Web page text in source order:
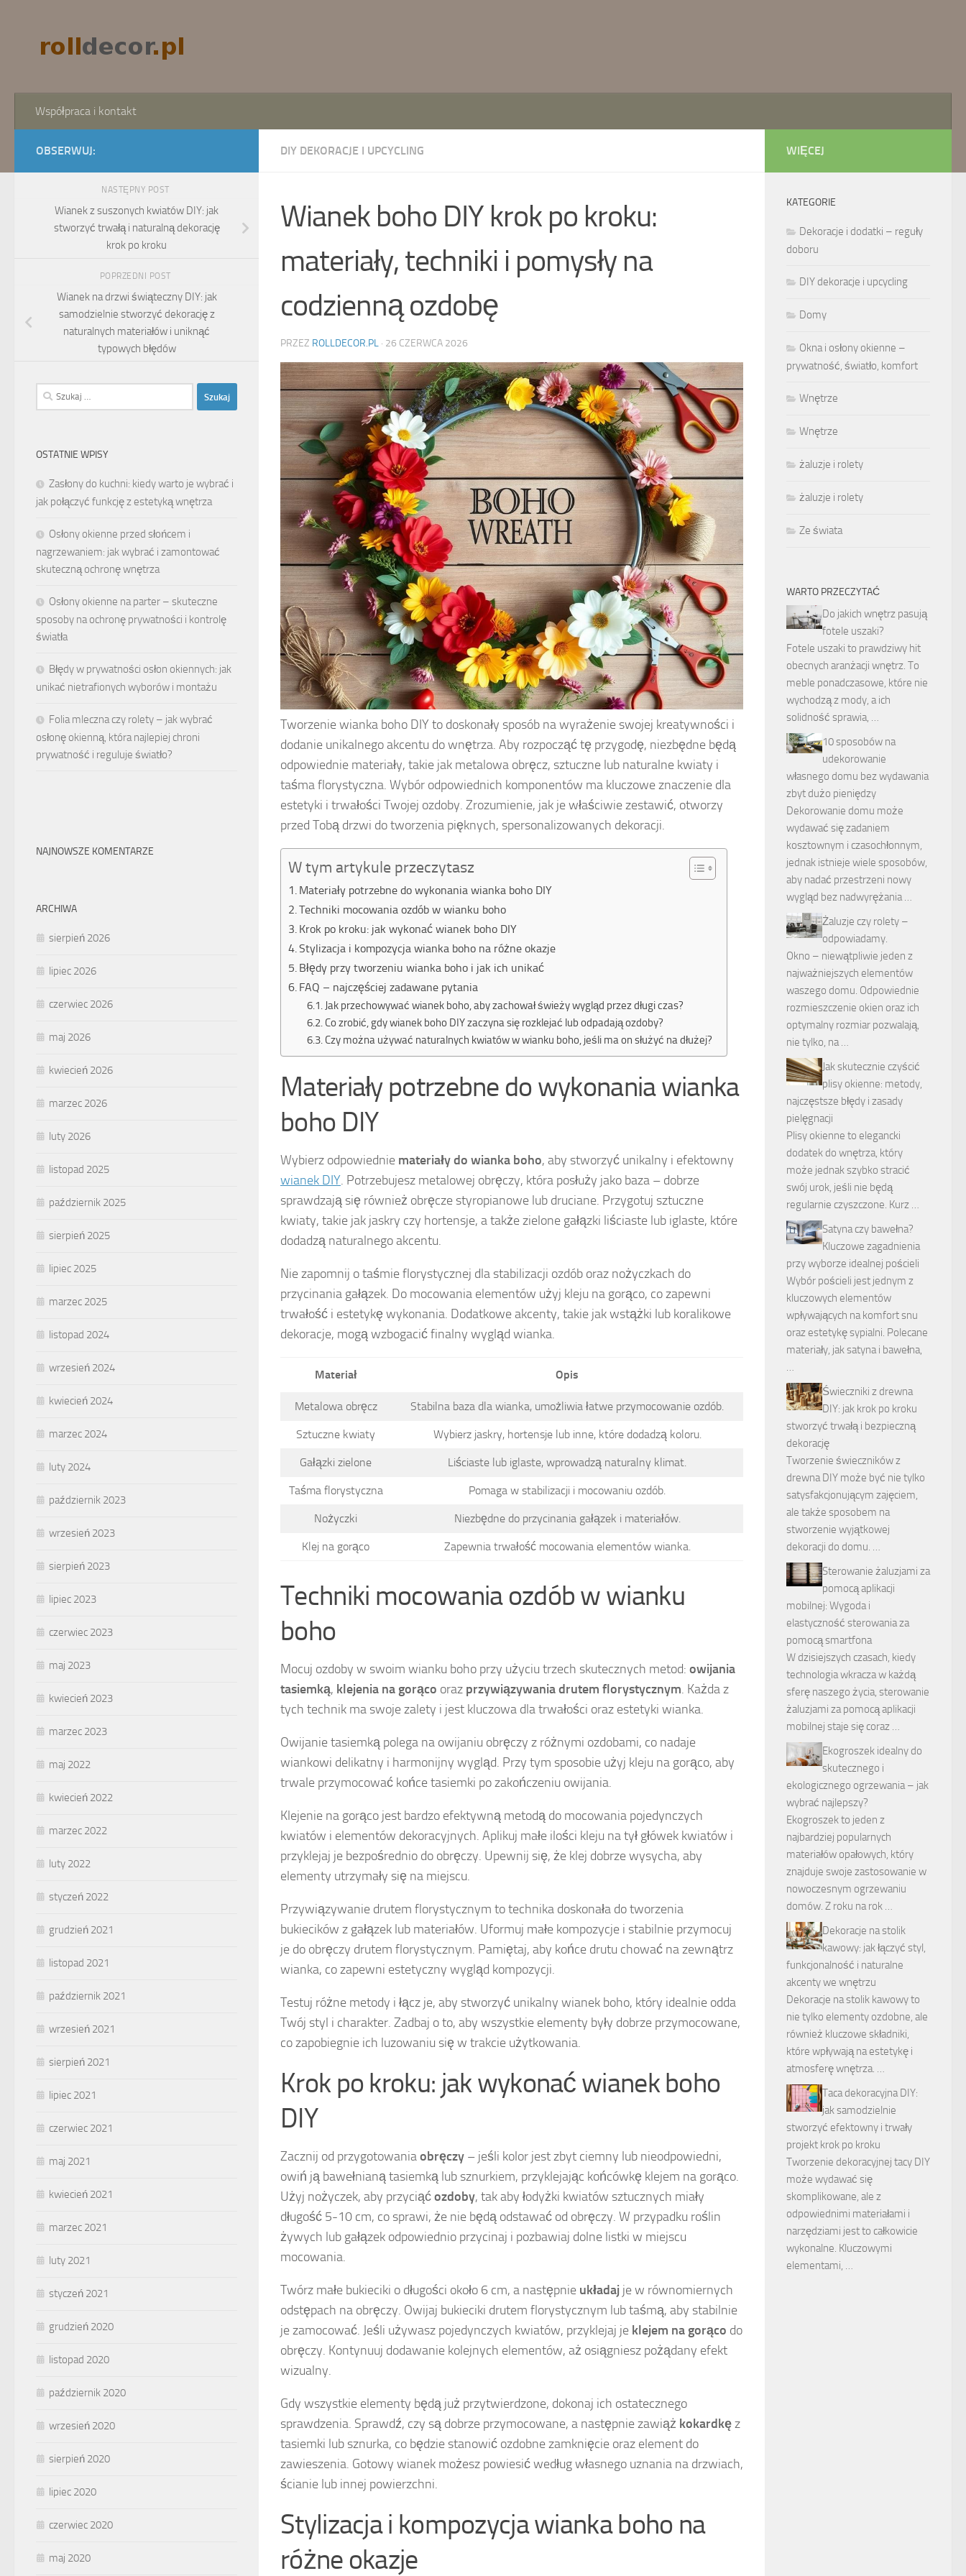
Współpraca i kontakt
DIY DEKORACJE I UPCYCLING
Wianek boho DIY krok po kroku:
materiały, techniki i pomysły na
codzienną ozdobę
PRZEZ ROLLDECOR.PL · 26 CZERWCA 2026
Tworzenie wianka boho DIY to doskonały sposób na wyrażenie swojej kreatywności i
dodanie unikalnego akcentu do wnętrza. Aby rozpocząć tę przygodę, niezbędne będą
odpowiednie materiały, takie jak metalowa obręcz, sztuczne lub naturalne kwiaty i
taśma florystyczna. Wybór odpowiednich komponentów ma kluczowe znaczenie dla
estetyki i trwałości Twojej ozdoby. Zrozumienie, jak je właściwie zestawić, otworzy
przed Tobą drzwi do tworzenia pięknych, spersonalizowanych dekoracji.
W tym artykule przeczytasz
Materiały potrzebne do wykonania wianka boho DIY
Techniki mocowania ozdób w wianku boho
Krok po kroku: jak wykonać wianek boho DIY
Stylizacja i kompozycja wianka boho na różne okazje
Błędy przy tworzeniu wianka boho i jak ich unikać
FAQ – najczęściej zadawane pytania
Jak przechowywać wianek boho, aby zachował świeży wygląd przez długi czas?
Co zrobić, gdy wianek boho DIY zaczyna się rozklejać lub odpadają ozdoby?
Czy można używać naturalnych kwiatów w wianku boho, jeśli ma on służyć na dłużej?
Materiały potrzebne do wykonania wianka
boho DIY
Wybierz odpowiednie materiały do wianka boho, aby stworzyć unikalny i efektowny
wianek DIY. Potrzebujesz metalowej obręczy, która posłuży jako baza – dobrze
sprawdzają się również obręcze styropianowe lub druciane. Przygotuj sztuczne
kwiaty, takie jak jaskry czy hortensje, a także zielone gałązki liściaste lub iglaste, które
dodadzą naturalnego akcentu.
Nie zapomnij o taśmie florystycznej dla stabilizacji ozdób oraz nożyczkach do
przycinania gałązek. Do mocowania elementów użyj kleju na gorąco, co zapewni
trwałość i estetykę wykonania. Dodatkowe akcenty, takie jak wstążki lub koralikowe
dekoracje, mogą wzbogacić finalny wygląd wianka.
Materiał Opis
Metalowa obręcz Stabilna baza dla wianka, umożliwia łatwe przymocowanie ozdób.
Sztuczne kwiaty Wybierz jaskry, hortensje lub inne, które dodadzą koloru.
Gałązki zielone Liściaste lub iglaste, wprowadzą naturalny klimat.
Taśma florystyczna Pomaga w stabilizacji i mocowaniu ozdób.
Nożyczki Niezbędne do przycinania gałązek i materiałów.
Klej na gorąco Zapewnia trwałość mocowania elementów wianka.
Techniki mocowania ozdób w wianku
boho
Mocuj ozdoby w swoim wianku boho przy użyciu trzech skutecznych metod: owijania
tasiemką, klejenia na gorąco oraz przywiązywania drutem florystycznym. Każda z
tych technik ma swoje zalety i jest kluczowa dla trwałości oraz estetyki wianka.
Owijanie tasiemką polega na owijaniu obręczy z różnymi ozdobami, co nadaje
wiankowi delikatny i harmonijny wygląd. Przy tym sposobie użyj kleju na gorąco, aby
trwale przymocować końce tasiemki po zakończeniu owijania.
Klejenie na gorąco jest bardzo efektywną metodą do mocowania pojedynczych
kwiatów i elementów dekoracyjnych. Aplikuj małe ilości kleju na tył główek kwiatów i
przyklejaj je bezpośrednio do obręczy. Upewnij się, że klej dobrze wysycha, aby
elementy utrzymały się na miejscu.
Przywiązywanie drutem florystycznym to technika doskonała do tworzenia
bukiecików z gałązek lub materiałów. Uformuj małe kompozycje i stabilnie przymocuj
je do obręczy drutem florystycznym. Pamiętaj, aby końce drutu chować na zewnątrz
wianka, co zapewni estetyczny wygląd kompozycji.
Testuj różne metody i łącz je, aby stworzyć unikalny wianek boho, który idealnie odda
Twój styl i charakter. Zadbaj o to, aby wszystkie elementy były dobrze przymocowane,
co zapobiegnie ich luzowaniu się w trakcie użytkowania.
Krok po kroku: jak wykonać wianek boho
DIY
Zacznij od przygotowaniaobręczy – jeśli kolor jest zbyt ciemny lub nieodpowiedni,
owiń ją bawełnianą tasiemką lub sznurkiem, przyklejając końcówkę klejem na gorąco.
Użyj nożyczek, aby przyciąćozdoby, tak aby łodyżki kwiatów sztucznych miały
długość 5-10 cm, co sprawi, że nie będą odstawać od obręczy. W przypadku roślin
żywych lub gałązek odpowiednio przycinaj i pozbawiaj dolne listki w miejscu
mocowania.
Twórz małe bukieciki o długości około 6 cm, a następnie układaj je w równomiernych
odstępach na obręczy. Owijaj bukieciki drutem florystycznym lub taśmą, aby stabilnie
je zamocować. Jeśli używasz pojedynczych kwiatów, przyklejaj je klejem na gorąco do
obręczy. Kontynuuj dodawanie kolejnych elementów, aż osiągniesz pożądany efekt
wizualny.
Gdy wszystkie elementy będą już przytwierdzone, dokonaj ich ostatecznego
sprawdzenia. Sprawdź, czy są dobrze przymocowane, a następnie zawiąż kokardkęz
tasiemki lub sznurka, co będzie stanowić ozdobne zamknięcie oraz element do
zawieszenia. Gotowy wianek możesz powiesić według własnego uznania na drzwiach,
ścianie lub innej powierzchni.
Stylizacja i kompozycja wianka boho na
różne okazje
OBSERWUJ:
NASTĘPNY POST
Wianek z suszonych kwiatów DIY: jak
stworzyć trwałą i naturalną dekorację
krok po kroku
POPRZEDNI POST
Wianek na drzwi świąteczny DIY: jak
samodzielnie stworzyć dekorację z
naturalnych materiałów i uniknąć
typowych błędów
Szukaj:
OSTATNIE WPISY
Zasłony do kuchni: kiedy warto je wybrać i
jak połączyć funkcję z estetyką wnętrza
Osłony okienne przed słońcem i
nagrzewaniem: jak wybrać i zamontować
skuteczną ochronę wnętrza
Osłony okienne na parter – skuteczne
sposoby na ochronę prywatności i kontrolę
światła
Błędy w prywatności osłon okiennych: jak
unikać nietrafionych wyborów i montażu
Folia mleczna czy rolety – jak wybrać
osłonę okienną, która najlepiej chroni
prywatność i reguluje światło?
NAJNOWSZE KOMENTARZE
ARCHIWA
sierpień 2026
lipiec 2026
czerwiec 2026
maj 2026
kwiecień 2026
marzec 2026
luty 2026
listopad 2025
październik 2025
sierpień 2025
lipiec 2025
marzec 2025
listopad 2024
wrzesień 2024
kwiecień 2024
marzec 2024
luty 2024
październik 2023
wrzesień 2023
sierpień 2023
lipiec 2023
czerwiec 2023
maj 2023
kwiecień 2023
marzec 2023
maj 2022
kwiecień 2022
marzec 2022
luty 2022
styczeń 2022
grudzień 2021
listopad 2021
październik 2021
wrzesień 2021
sierpień 2021
lipiec 2021
czerwiec 2021
maj 2021
kwiecień 2021
marzec 2021
luty 2021
styczeń 2021
grudzień 2020
listopad 2020
październik 2020
wrzesień 2020
sierpień 2020
lipiec 2020
czerwiec 2020
maj 2020
WIĘCEJ
KATEGORIE
Dekoracje i dodatki – reguły
doboru
DIY dekoracje i upcycling
Domy
Okna i osłony okienne –
prywatność, światło, komfort
Wnętrze
Wnętrze
żaluzje i rolety
żaluzje i rolety
Ze świata
WARTO PRZECZYTAĆ
Do jakich wnętrz pasują
fotele uszaki?
Fotele uszaki to prawdziwy hit
obecnych aranżacji wnętrz. To
meble ponadczasowe, które nie
wychodzą z mody, a ich
solidność sprawia, …
10 sposobów na
udekorowanie
własnego domu bez wydawania
zbyt dużo pieniędzy
Dekorowanie domu może
wydawać się zadaniem
kosztownym i czasochłonnym,
jednak istnieje wiele sposobów,
aby nadać przestrzeni nowy
wygląd bez nadwyrężania …
Żaluzje czy rolety –
odpowiadamy.
Okno – niewątpliwie jeden z
najważniejszych elementów
waszego domu. Odpowiednie
rozmieszczenie okien oraz ich
optymalny rozmiar pozwalają,
nie tylko, na …
Jak skutecznie czyścić
plisy okienne: metody,
najczęstsze błędy i zasady
pielęgnacji
Plisy okienne to elegancki
dodatek do wnętrza, który
może jednak szybko stracić
swój urok, jeśli nie będą
regularnie czyszczone. Kurz …
Satyna czy bawełna?
Kluczowe zagadnienia
przy wyborze idealnej pościeli
Wybór pościeli jest jednym z
kluczowych elementów
wpływających na komfort snu
oraz estetykę sypialni. Polecane
materiały, jak satyna i bawełna,
…
Świeczniki z drewna
DIY: jak krok po kroku
stworzyć trwałą i bezpieczną
dekorację
Tworzenie świeczników z
drewna DIY może być nie tylko
satysfakcjonującym zajęciem,
ale także sposobem na
stworzenie wyjątkowej
dekoracji do domu. …
Sterowanie żaluzjami za
pomocą aplikacji
mobilnej: Wygoda i
elastyczność sterowania za
pomocą smartfona
W dzisiejszych czasach, kiedy
technologia wkracza w każdą
sferę naszego życia, sterowanie
żaluzjami za pomocą aplikacji
mobilnej staje się coraz …
Ekogroszek idealny do
skutecznego i
ekologicznego ogrzewania – jak
wybrać najlepszy?
Ekogroszek to jeden z
najbardziej popularnych
materiałów opałowych, który
znajduje swoje zastosowanie w
nowoczesnym ogrzewaniu
domów. Z roku na rok …
Dekoracje na stolik
kawowy: jak łączyć styl,
funkcjonalność i naturalne
akcenty we wnętrzu
Dekoracje na stolik kawowy to
nie tylko elementy ozdobne, ale
również kluczowe składniki,
które wpływają na estetykę i
atmosferę wnętrza. …
Taca dekoracyjna DIY:
jak samodzielnie
stworzyć efektowny i trwały
projekt krok po kroku
Tworzenie dekoracyjnej tacy DIY
może wydawać się
skomplikowane, ale z
odpowiednimi materiałami i
narzędziami jest to całkowicie
wykonalne. Kluczowymi
elementami, …